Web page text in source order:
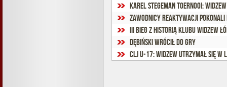
Karel Stegeman Toernooi:
Zawodnicy Reaktywacji
III Bieg z Historią Klubu Widzew
Dębiński wrócił do gry
CLJ U-17: Widzew utrzymał się w